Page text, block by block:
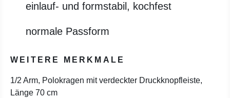
einlauf- und formstabil, kochfest
normale Passform
WEITERE MERKMALE
1/2 Arm, Polokragen mit verdeckter Druckknopfleiste,
Länge 70 cm